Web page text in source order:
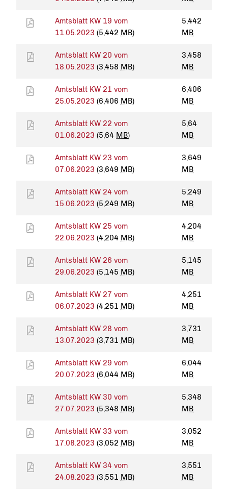
Amtsblatt KW 19 vom
11.05.2023 (5,442 MB)
5,442
MB
Amtsblatt KW 20 vom
18.05.2023 (3,458 MB)
3,458
MB
Amtsblatt KW 21 vom
25.05.2023 (6,406 MB)
6,406
MB
Amtsblatt KW 22 vom
01.06.2023 (5,64 MB)
5,64
MB
Amtsblatt KW 23 vom
07.06.2023 (3,649 MB)
3,649
MB
Amtsblatt KW 24 vom
15.06.2023 (5,249 MB)
5,249
MB
Amtsblatt KW 25 vom
22.06.2023 (4,204 MB)
4,204
MB
Amtsblatt KW 26 vom
29.06.2023 (5,145 MB)
5,145
MB
Amtsblatt KW 27 vom
06.07.2023 (4,251 MB)
4,251
MB
Amtsblatt KW 28 vom
13.07.2023 (3,731 MB)
3,731
MB
Amtsblatt KW 29 vom
20.07.2023 (6,044 MB)
6,044
MB
Amtsblatt KW 30 vom
27.07.2023 (5,348 MB)
5,348
MB
Amtsblatt KW 33 vom
17.08.2023 (3,052 MB)
3,052
MB
Amtsblatt KW 34 vom
24.08.2023 (3,551 MB)
3,551
MB